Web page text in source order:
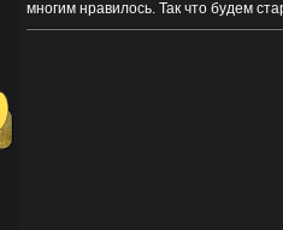
многим нравилось. Так что будем